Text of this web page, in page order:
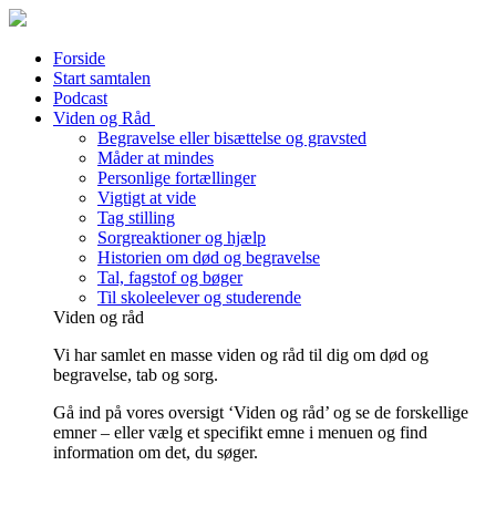
Forside
Start samtalen
Podcast
Viden og Råd
Begravelse eller bisættelse og gravsted
Måder at mindes
Personlige fortællinger
Vigtigt at vide
Tag stilling
Sorgreaktioner og hjælp
Historien om død og begravelse
Tal, fagstof og bøger
Til skoleelever og studerende
Viden og råd
Vi har samlet en masse viden og råd til dig om død og
begravelse, tab og sorg.
Gå ind på vores oversigt ‘Viden og råd’ og se de forskellige
emner – eller vælg et specifikt emne i menuen og find
information om det, du søger.